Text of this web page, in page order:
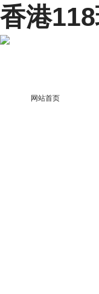
香港
网站首页